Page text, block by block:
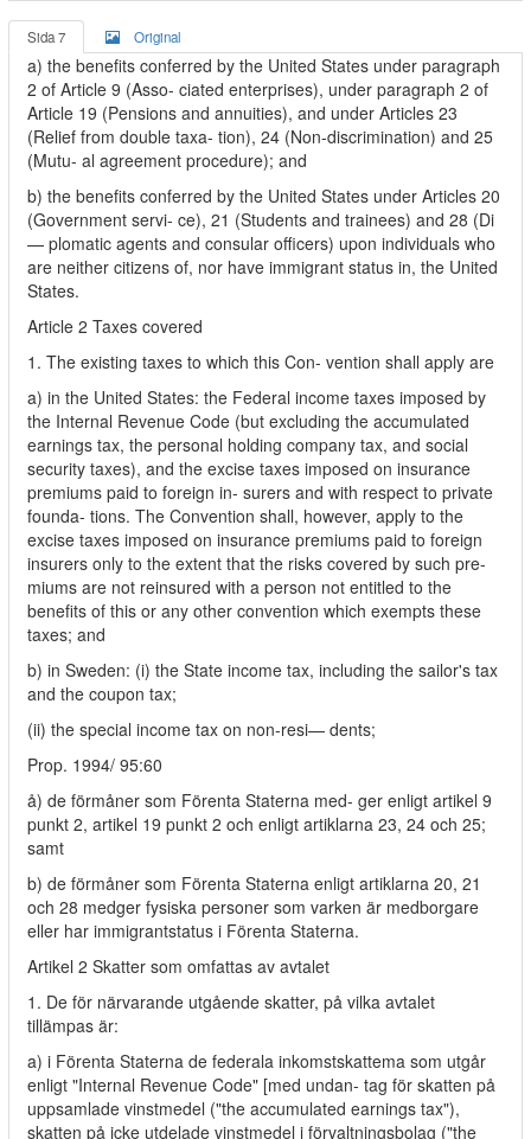
Sida 7 Original
a) the benefits conferred by the United States under paragraph
2 of Article 9 (Asso- ciated enterprises), under paragraph 2 of
Article 19 (Pensions and annuities), and under Articles 23
(Relief from double taxa- tion), 24 (Non-discrimination) and 25
(Mutu- al agreement procedure); and
b) the benefits conferred by the United States under Articles 20
(Government servi- ce), 21 (Students and trainees) and 28 (Di
— plomatic agents and consular officers) upon individuals who
are neither citizens of, nor have immigrant status in, the United
States.
Article 2 Taxes covered
1. The existing taxes to which this Con- vention shall apply are
a) in the United States: the Federal income taxes imposed by
the Internal Revenue Code (but excluding the accumulated
earnings tax, the personal holding company tax, and social
security taxes), and the excise taxes imposed on insurance
premiums paid to foreign in- surers and with respect to private
founda- tions. The Convention shall, however, apply to the
excise taxes imposed on insurance premiums paid to foreign
insurers only to the extent that the risks covered by such pre-
miums are not reinsured with a person not entitled to the
benefits of this or any other convention which exempts these
taxes; and
b) in Sweden: (i) the State income tax, including the sailor's tax
and the coupon tax;
(ii) the special income tax on non-resi— dents;
Prop. 1994/ 95:60
å) de förmåner som Förenta Staterna med- ger enligt artikel 9
punkt 2, artikel 19 punkt 2 och enligt artiklarna 23, 24 och 25;
samt
b) de förmåner som Förenta Staterna enligt artiklarna 20, 21
och 28 medger fysiska personer som varken är medborgare
eller har immigrantstatus i Förenta Staterna.
Artikel 2 Skatter som omfattas av avtalet
1. De för närvarande utgående skatter, på vilka avtalet
tillämpas är:
a) i Förenta Staterna de federala inkomstskattema som utgår
enligt "Internal Revenue Code" [med undan- tag för skatten på
uppsamlade vinstmedel ("the accumulated earnings tax"),
skatten på icke utdelade vinstmedel i förvaltningsbolag ("the